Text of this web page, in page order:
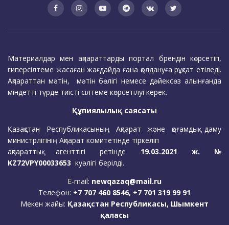
Материалдар мен ақпараттарды портал брендін көрсетіп,
гиперсілтеме жасаған жағдайда ғана қолдануға рұқсат етіледі.
Ақпараттан мәтін, мәтін бөлігі немесе дәйексөз алынғанда
міндетті түрде тиісті сілтеме көрсетілуі керек.
Құпиялылық саясаты
Қазақстан Республикасының Ақпарат және қоғамдық даму
министрлігінің Ақпарат комитетінде тіркеліп
ақпараттық агенттігі ретінде 19.03.2021 ж. №
KZ72VPY00033653 куәлігі берілді.
E-mail: newqazaq@mail.ru
Телефон: +7 707 460 8546, +7 701 319 99 91
Мекен жайы: Қазақстан Республикасы, Шымкент
қаласы